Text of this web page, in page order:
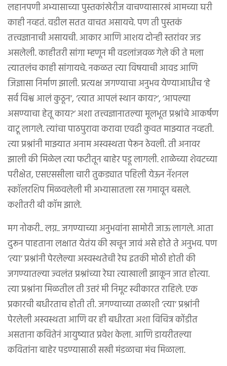
लहानपणी अभ्यासाच्या पुस्तकांखेरीज वाचण्यासारखं आमच्या घरी
काही नव्हतं. वडील सतत वाचत असायचे. पण ती पुस्तकं
तत्त्वज्ञानाची असायची. आकार आणि आशय दोन्ही स्तरांवर जड
असलेली. काहीतरी सांगा म्हणून मी वडलांजवळ गेले की ते मला
त्यातलंच काही सांगायचे. नकळत त्या विषयाची आवड आणि
जिज्ञासा निर्माण झाली. प्रत्यक्ष जगण्याचा अनुभव येण्याआधीच ‘हे
सर्व विश्व आलं कुठून’, ‘त्यात आपलं स्थान काय?’, ‘आपल्या
असण्याचा हेतू काय?’ अशा तत्त्वज्ञानातल्या मूलभूत प्रश्नांचे आकर्षण
वाटू लागले. त्यांचा पाठपुरावा करावा एवढी कुवत माझ्यात नव्हती.
त्या प्रश्नांनी माझ्यात अनाम अस्वस्थता पेरून ठेवली. ती अनावर
झाली की मिळेल त्या फटीतून बाहेर पडू लागली. शाळेच्या शेवटच्या
परीक्षेत, एसएससीला चारी तुकड्यात पहिली येऊन नॅशनल
स्कॉलरशिप मिळवलेली मी अभ्यासातला रस गमावून बसले.
कशीतरी बी कॉम झाले.
मग नोकरी.. लग्न.. जगण्याच्या अनुभवांना सामोरी जाऊ लागले. आता
दुरून पाहताना लक्षात येतंय की खचून जावं असे होते ते अनुभव. पण
‘त्या’ प्रश्नांनी पेरलेल्या अस्वस्थतेची रेघ इतकी मोठी होती की
जगण्यातल्या ज्वलंत प्रश्नांच्या रेघा त्याखाली झाकून जात होत्या.
त्या प्रश्नांना मिळतील ती उत्तरं मी निमूट स्वीकारत राहिले. एक
प्रकारची बधीरताच होती ती. जगण्याच्या तळाशी ‘त्या’ प्रश्नांनी
पेरलेली अस्वस्थता आणि वर ही बधीरता अशा विचित्र कोंडीत
असताना कवितेनं आयुष्यात प्रवेश केला. आणि डायरीतल्या
कवितांना बाहेर पडण्यासाठी सखी मंडळाचा मंच मिळाला.